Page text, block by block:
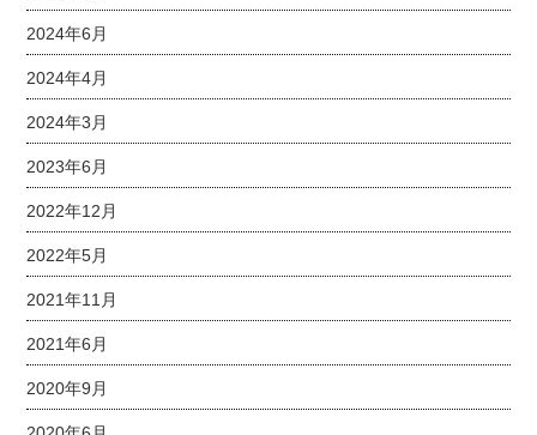
2024年6月
2024年4月
2024年3月
2023年6月
2022年12月
2022年5月
2021年11月
2021年6月
2020年9月